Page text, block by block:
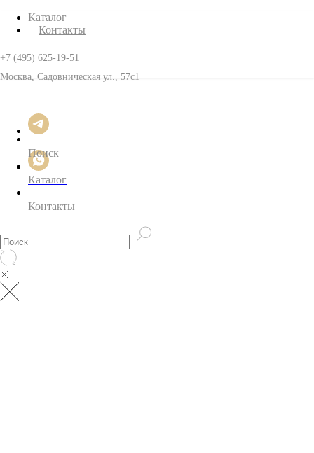
Каталог
Контакты
+7 (495) 625-19-51
Москва, Садовническая ул., 57с1
Поиск
Каталог
Контакты